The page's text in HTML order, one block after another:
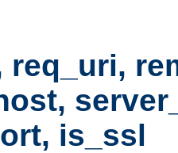
is_ssl